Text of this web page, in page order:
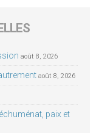
août 8, 2026
août 8, 2026
paix et